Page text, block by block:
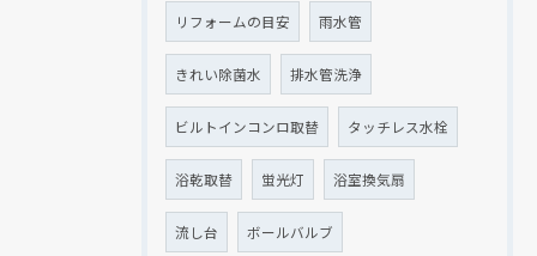
リフォームの目安 雨水管
きれい除菌水 排水管洗浄
ビルトインコンロ取替 タッチレス水栓
浴乾取替 蛍光灯 浴室換気扇
流し台 ボールバルブ